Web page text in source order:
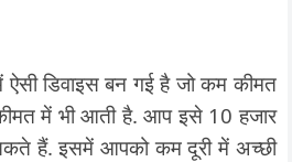
डिवाइस बन गई है जो कम कीमत
में भी आती है. आप इसे 10 हजार
हैं. इसमें आपको कम दूरी में अच्छी